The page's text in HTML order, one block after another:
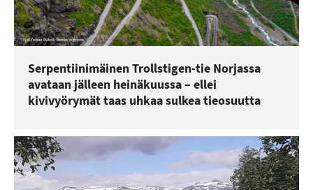
Serpentiinimäinen Trollstigen-tie Norjassa
avataan jälleen heinäkuussa – ellei
kivivyörymät taas uhkaa sulkea tieosuutta